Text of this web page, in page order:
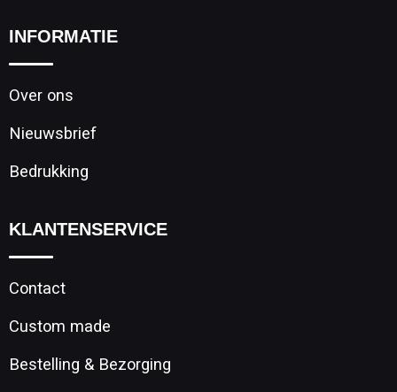
INFORMATIE
Over ons
Nieuwsbrief
Bedrukking
KLANTENSERVICE
Contact
Custom made
Bestelling & Bezorging